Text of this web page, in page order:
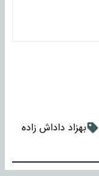
بهزاد داداش زاده